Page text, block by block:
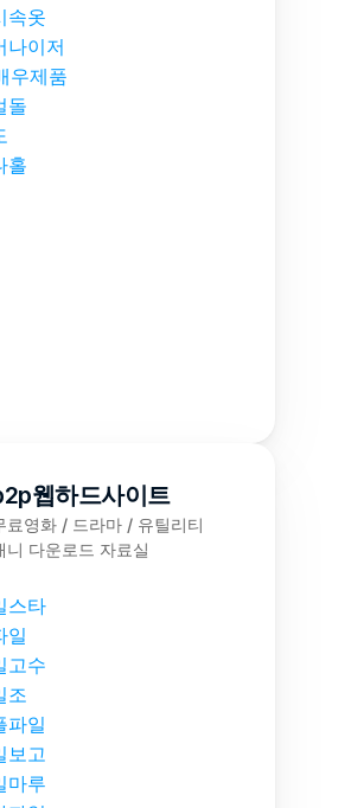
속옷
나이저
우제품
돌
홀
웹하드사이트
료영화 / 드라마 / 유틸리티
니 다운로드 자료실
스타
일
고수
조
파일
보고
마루